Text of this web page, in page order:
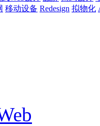
移动设备 Redesign 拟物化